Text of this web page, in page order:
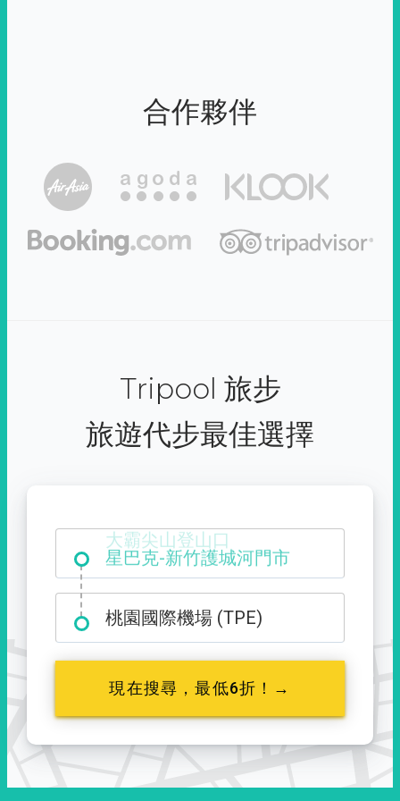
合作夥伴
Tripool 旅步
旅遊代步最佳選擇
大霸尖山登山口
桃園國際機場 (TPE)
現在搜尋，最低6折！→